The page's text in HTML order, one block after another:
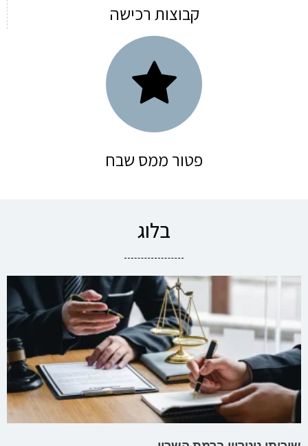
קבוצות רכישה
פטור ממס שבח
בלוג